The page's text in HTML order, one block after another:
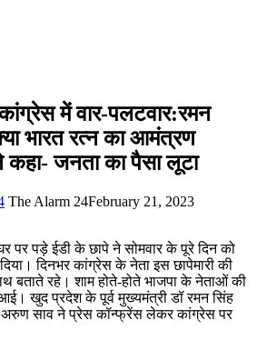
कांग्रेस में वार-पलटवार:रमन
भारत रत्न का आमंत्रण
जनता का पैसा लूटा
The Alarm 24February 21, 2023
पर पड़े ईडी के छापे ने सोमवार के पूरे दिन को
दिया। दिनभर कांग्रेस के नेता इस छापेमारी की
बताते रहे। शाम होते-होते भाजपा के नेताओं की
आई। खुद प्रदेश के पूर्व मुख्यमंत्री डॉ रमन सिंह
अरुण साव ने प्रेस कॉन्फ्रेंस लेकर कांग्रेस पर